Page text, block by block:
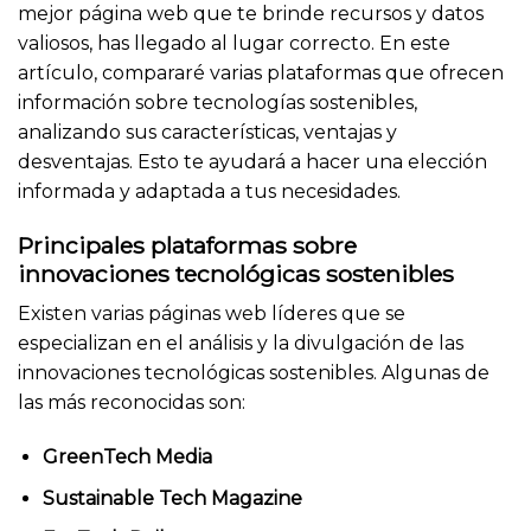
mejor página web que te brinde recursos y datos
valiosos, has llegado al lugar correcto. En este
artículo, compararé varias plataformas que ofrecen
información sobre tecnologías sostenibles,
analizando sus características, ventajas y
desventajas. Esto te ayudará a hacer una elección
informada y adaptada a tus necesidades.
Principales plataformas sobre
innovaciones tecnológicas sostenibles
Existen varias páginas web líderes que se
especializan en el análisis y la divulgación de las
innovaciones tecnológicas sostenibles. Algunas de
las más reconocidas son:
GreenTech Media
Sustainable Tech Magazine